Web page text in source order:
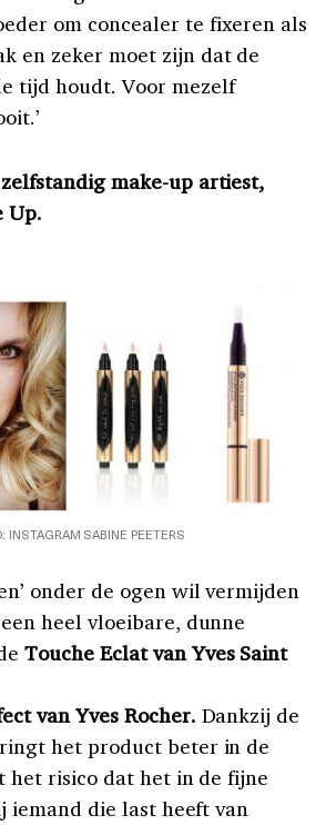
om concealer te fixeren als
en zeker moet zijn dat de
tijd houdt. Voor mezelf
make-up artiest,
Up.
INSTAGRAM SABINE PEETERS
onder de ogen wil vermijden
heel vloeibare, dunne
Touche Eclat van Yves Saint
van Yves Rocher. Dankzij de
het product beter in de
het risico dat het in de fijne
die last heeft van